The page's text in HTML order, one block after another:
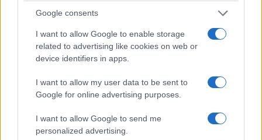
Google consents
I want to allow Google to enable storage
related to advertising like cookies on web or
device identifiers in apps.
I want to allow my user data to be sent to
Google for online advertising purposes.
I want to allow Google to send me
personalized advertising.